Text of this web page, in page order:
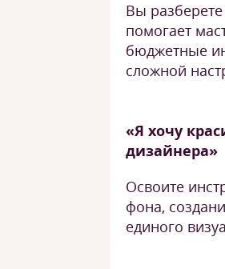
Вы
помогает
бюджетные
сложной
«Я хочу
дизайнера»
Освоите
фона,
единого